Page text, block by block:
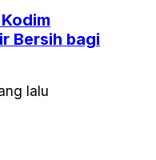
Bersih bagi
lalu